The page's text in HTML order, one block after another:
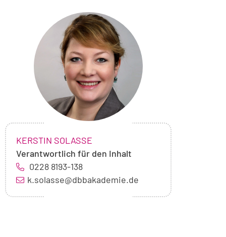
Foto
von
Kerstin
Solaße
NAME:
KERSTIN SOLASSE
Verantwortlich für den Inhalt
0228 8193-138
k.solasse@dbbakademie.de